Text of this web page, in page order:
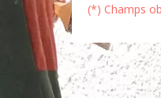
(*) Champs